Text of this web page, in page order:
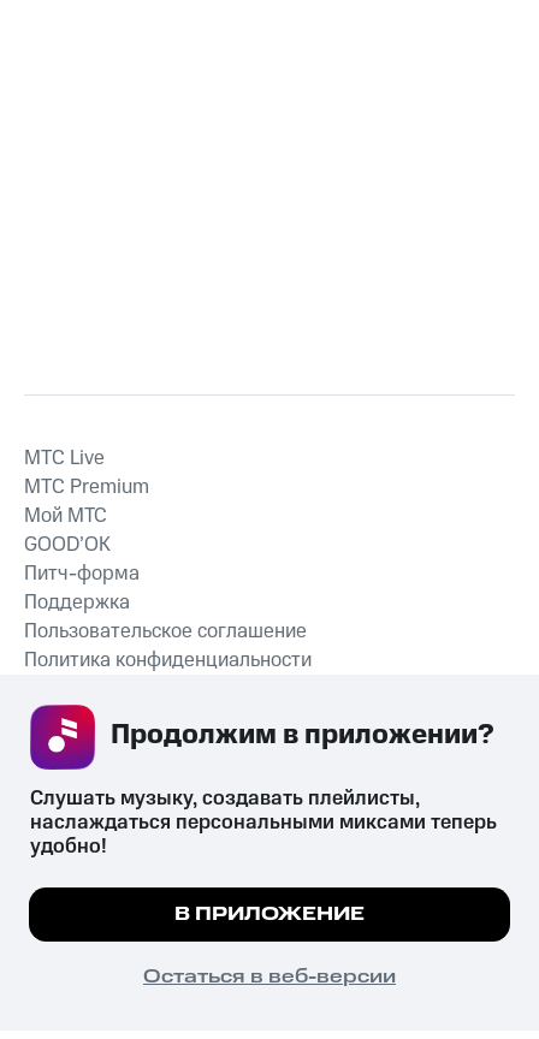
СКАЧАТЬ ПРИЛОЖЕНИЕ
MTС Live
MTС Premium
Мой МТС
GOOD’OK
Питч-форма
Поддержка
Пользовательское соглашение
Политика конфиденциальности
психотропных веществ, их аналогов причиняет вред здоровью,
их незаконный оборот запрещён и влечёт установленную
законодательством ответственность.
© 2026 ООО «КИОН».
Все права защищены
Мы используем куки, чтобы на сайте все
Подробнее
ПОНЯТНО
Слушать музыку, создавать плейлисты,
наслаждаться персональными миксами теперь
удобно!
В ПРИЛОЖЕНИЕ
Остаться в веб-версии